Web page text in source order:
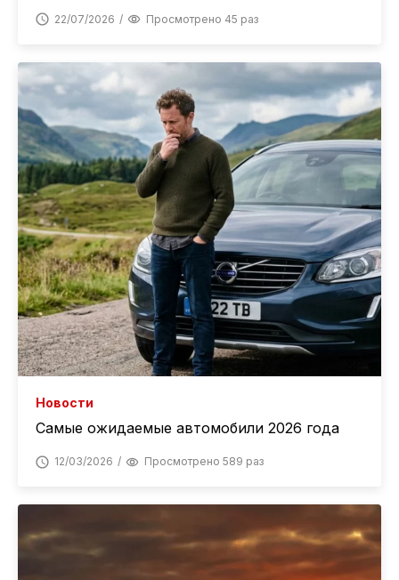
22/07/2026 Просмотрено 45 раз
Новости
Самые ожидаемые автомобили 2026 года
12/03/2026 Просмотрено 589 раз